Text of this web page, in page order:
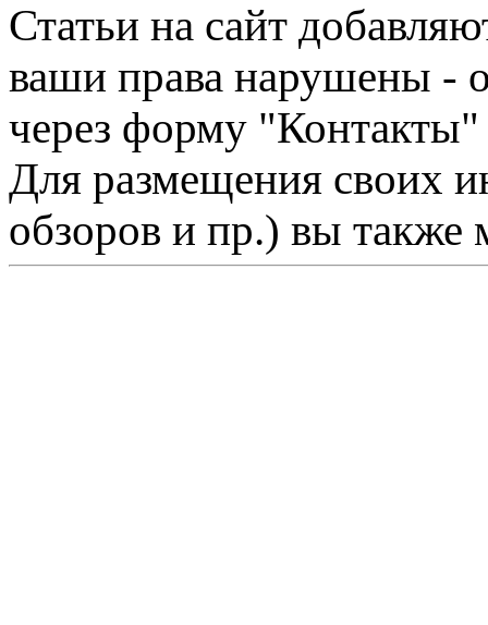
Статьи на сайт
ваши права нарушены -
через форму "Контакты"
Для размещения своих
обзоров и пр.) вы также